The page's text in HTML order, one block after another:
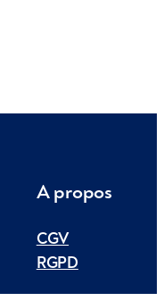
A propos
CGV
RGPD